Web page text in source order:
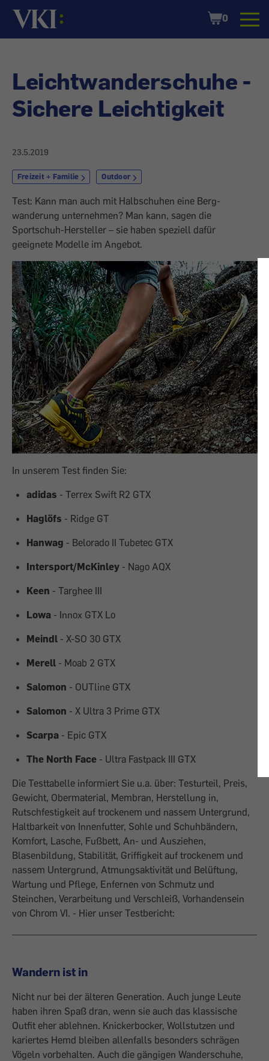
Startseite
Shopping
Cart
0
Leichtwanderschuhe -
Sichere Leichtigkeit
23.5.2019
Freizeit + Familie Outdoor
Test: Kann man auch mit Halbschuhen eine Berg­
wanderung unternehmen? Man kann, sagen die
Sportschuh-Hersteller – sie haben speziell dafür
geeignete Modelle im Angebot.
In unserem Test finden Sie:
adidas - Terrex Swift R2 GTX
Haglöfs - Ridge GT
Hanwag - Belorado II Tubetec GTX
Intersport/McKinley - Nago AQX
Keen - Targhee III
Lowa - Innox GTX Lo
Meindl - X-SO 30 GTX
Merell - Moab 2 GTX
Salomon - OUTline GTX
Salomon - X Ultra 3 Prime GTX
Scarpa - Epic GTX
The North Face - Ultra Fastpack III GTX
Die Testtabelle informiert Sie u.a. über: Testurteil, Preis,
Gewicht, Obermaterial, Membran, Herstellung in,
Rutschfestigkeit auf trockenem und nassem Untergrund,
Haltbarkeit von Innenfutter, Sohle und Schuhbändern,
Komfort, Lasche, Fußbett, An- und Ausziehen,
Blasenbildung, Stabilität, Griffigkeit auf trockenem und
nassem Untergrund, Atmungsaktivität und Belüftung,
Wartung und Pflege, Enfernen von Schmutz und
Steinchen, Verarbeitung und Verschleiß, Vorhandensein
von Chrom VI. - Hier unser Testbericht:
Wandern ist in
Nicht nur bei der älteren Generation. Auch junge Leute
haben ihren Spaß dran, wenn sie auch das klassische
Outfit eher ablehnen. Knickerbocker, Wollstutzen und
kariertes Hemd bleiben allenfalls besonders schrägen
Vögeln vorbehalten. Auch die gängigen Wanderschuhe,